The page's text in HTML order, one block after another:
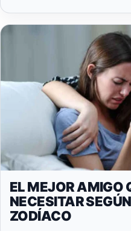
EL MEJOR AMIGO
NECESITAR
ZODÍACO